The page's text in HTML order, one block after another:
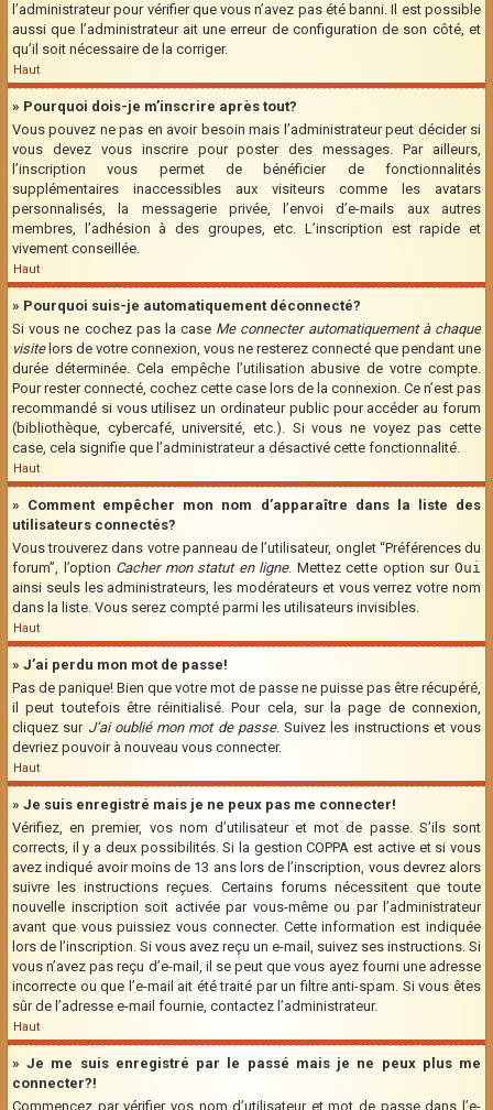
l’administrateur pour vérifier que vous n’avez pas été banni. Il est possible
aussi que l’administrateur ait une erreur de configuration de son côté, et
qu’il soit nécessaire de la corriger.
Haut
» Pourquoi dois-je m’inscrire après tout?
Vous pouvez ne pas en avoir besoin mais l’administrateur peut décider si
vous devez vous inscrire pour poster des messages. Par ailleurs,
l’inscription vous permet de bénéficier de fonctionnalités
supplémentaires inaccessibles aux visiteurs comme les avatars
personnalisés, la messagerie privée, l’envoi d’e-mails aux autres
membres, l’adhésion à des groupes, etc. L’inscription est rapide et
vivement conseillée.
Haut
» Pourquoi suis-je automatiquement déconnecté?
Si vous ne cochez pas la case Me connecter automatiquement à chaque
visitelors de votre connexion, vous ne resterez connecté que pendant une
durée déterminée. Cela empêche l’utilisation abusive de votre compte.
Pour rester connecté, cochez cette case lors de la connexion. Ce n’est pas
recommandé si vous utilisez un ordinateur public pour accéder au forum
(bibliothèque, cybercafé, université, etc.). Si vous ne voyez pas cette
case, cela signifie que l’administrateur a désactivé cette fonctionnalité.
Haut
» Comment empêcher mon nom d’apparaître dans la liste des
utilisateurs connectés?
Vous trouverez dans votre panneau de l’utilisateur, onglet “Préférences du
forum”, l’option Cacher mon statut en ligne. Mettez cette option surOui
ainsi seuls les administrateurs, les modérateurs et vous verrez votre nom
dans la liste. Vous serez compté parmi les utilisateurs invisibles.
Haut
» J’ai perdu mon mot de passe!
Pas de panique! Bien que votre mot de passe ne puisse pas être récupéré,
il peut toutefois être réinitialisé. Pour cela, sur la page de connexion,
cliquez sur J’ai oublié mon mot de passe. Suivez les instructions et vous
devriez pouvoir à nouveau vous connecter.
Haut
» Je suis enregistré mais je ne peux pas me connecter!
Vérifiez, en premier, vos nom d’utilisateur et mot de passe. S’ils sont
corrects, il y a deux possibilités. Si la gestion COPPA est active et si vous
avez indiqué avoir moins de 13 ans lors de l’inscription, vous devrez alors
suivre les instructions reçues. Certains forums nécessitent que toute
nouvelle inscription soit activée par vous-même ou par l’administrateur
avant que vous puissiez vous connecter. Cette information est indiquée
lors de l’inscription. Si vous avez reçu un e-mail, suivez ses instructions. Si
vous n’avez pas reçu d’e-mail, il se peut que vous ayez fourni une adresse
incorrecte ou que l’e-mail ait été traité par un filtre anti-spam. Si vous êtes
sûr de l’adresse e-mail fournie, contactez l’administrateur.
Haut
» Je me suis enregistré par le passé mais je ne peux plus me
connecter?!
Commencez par vérifier vos nom d’utilisateur et mot de passe dans l’e-